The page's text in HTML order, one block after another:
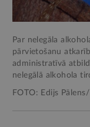
Par nelegāla
pārvietošanu
administratīvā
nelegālā alkohola
FOTO: Edijs